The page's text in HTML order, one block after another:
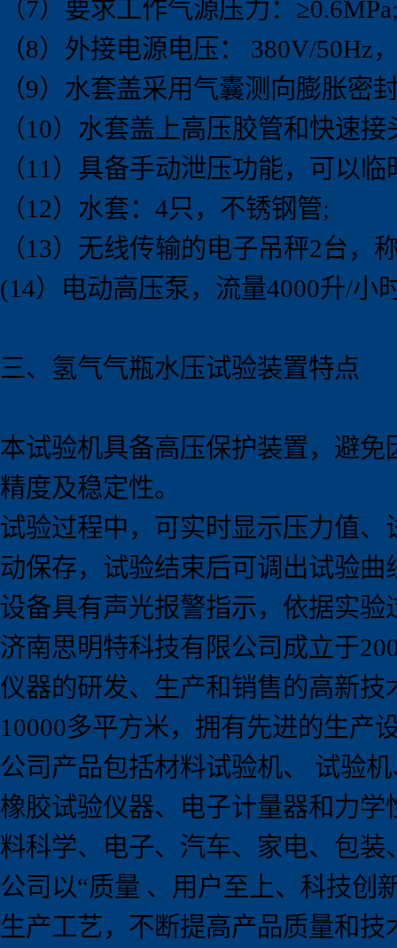
（7）要求工作气源压力：
（8）外接电源电压： 380V/50Hz
（9）水套盖采用气囊测向膨胀密
（10）水套盖上高压胶管和快速接
（11）具备手动泄压功能，可以
（12）水套：4只，不锈钢管;
（13）无线传输的电子吊秤2台，
(14）电动高压泵，流量4000升/小
三、氢气气瓶水压试验装置特点
本试验机具备高压保护装置，避
精度及稳定性。
试验过程中，可实时显示压力值
动保存，试验结束后可调出试验
设备具有声光报警指示，依据实
济南思明特科技有限公司成立于
仪器的研发、生产和销售的高新
10000多平方米，拥有先进的生产
公司产品包括材料试验机、 试验
橡胶试验仪器、电子计量器和力
料科学、电子、汽车、家电、包
公司以“质量 、用户至上、科技创
生产工艺，不断提高产品质量和